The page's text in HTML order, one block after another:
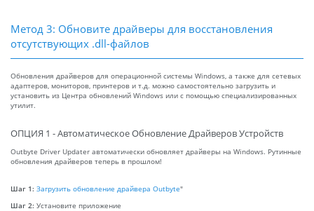
Метод 3: Обновите драйверы для восстановления
отсутствующих .dll-файлов
Обновления драйверов для операционной системы Windows, а также для сетевых
адаптеров, мониторов, принтеров и т.д. можно самостоятельно загрузить и
установить из Центра обновлений Windows или с помощью специализированных
утилит.
ОПЦИЯ 1 - Автоматическое Обновление Драйверов Устройств
Outbyte Driver Updater автоматически обновляет драйверы на Windows. Рутинные
обновления драйверов теперь в прошлом!
Шаг 1: Загрузить обновление драйвера Outbyte"
Шаг 2: Установите приложение